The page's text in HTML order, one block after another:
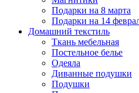
Подарки на 8 марта
Подарки на 14
Домашний текстиль
Ткань мебельная
Постельное белье
Одеяла
Диванные подушки
Подушки